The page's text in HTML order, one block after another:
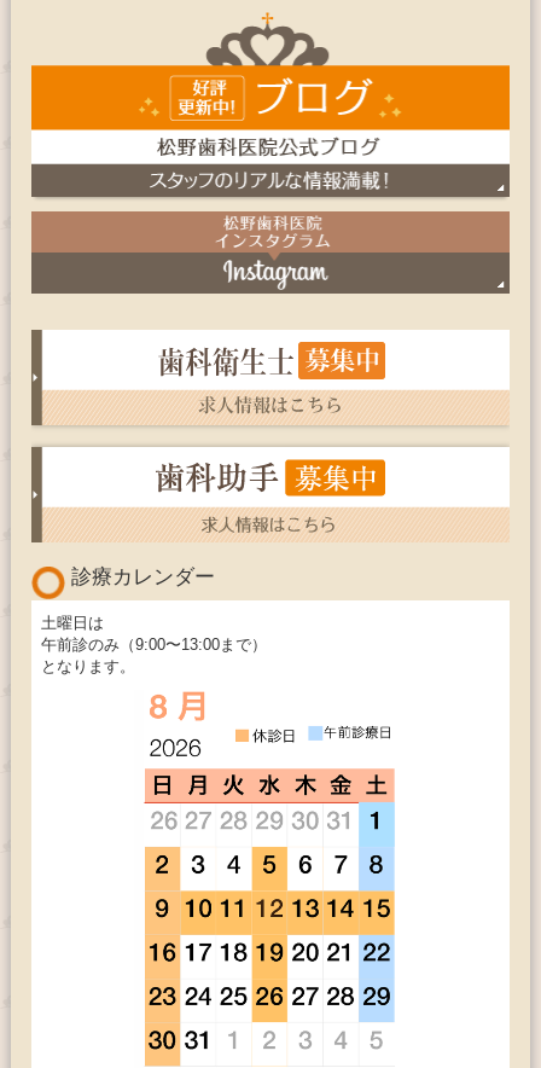
診療カレンダー
土曜日は
午前診のみ（9:00〜13:00まで）
となります。